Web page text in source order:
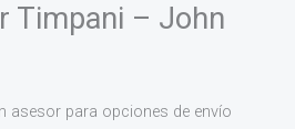
Timpani – John
asesor para opciones de envío